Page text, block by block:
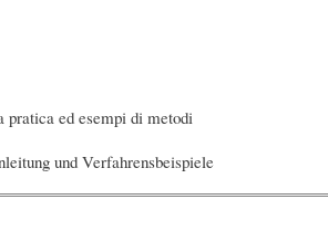
pratica ed esempi di metodi
und Verfahrensbeispiele